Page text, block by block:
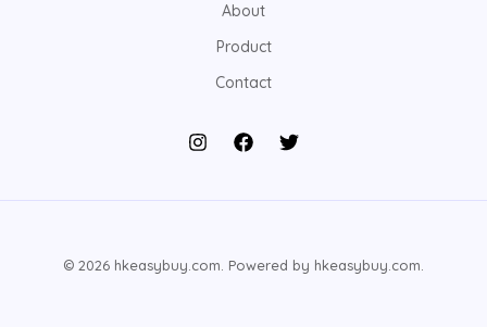
About
Product
Contact
© 2026 hkeasybuy.com. Powered by hkeasybuy.com.